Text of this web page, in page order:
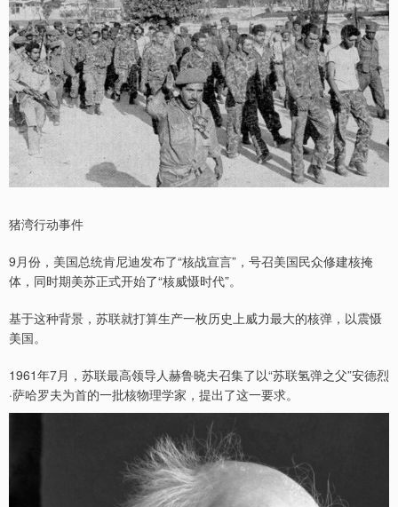
猪湾行动事件
9月份，美国总统肯尼迪发布了“核战宣言”，号召美国民众修建核掩
体，同时期美苏正式开始了“核威慑时代”。
基于这种背景，苏联就打算生产一枚历史上威力最大的核弹，以震慑
美国。
1961年7月，苏联最高领导人赫鲁晓夫召集了以“苏联氢弹之父”安德烈
·萨哈罗夫为首的一批核物理学家，提出了这一要求。